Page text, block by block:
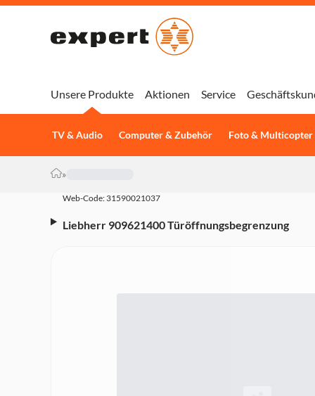
Unsere Produkte
TV & Audio Computer & Zubehör Foto & Multicopter
Aktionen Service
»
Web-Code: 31590021037
Liebherr 909621400 Türöffnungsbegrenzung